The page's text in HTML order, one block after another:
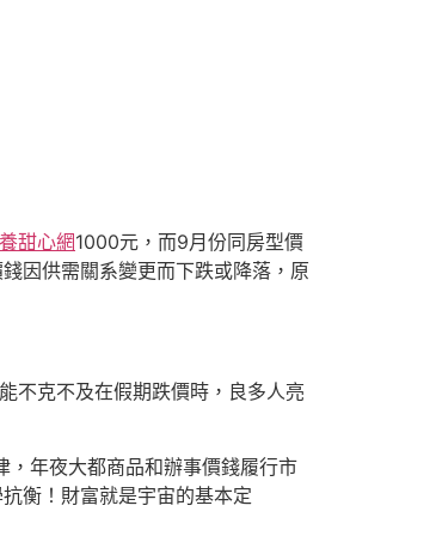
甜心網1000元，而9月份同房型價
因供需關系變更而下跌或降落，原
不克不及在假期跌價時，良多人亮
，年夜大都商品和辦事價錢履行市
衡！財富就是宇宙的基本定